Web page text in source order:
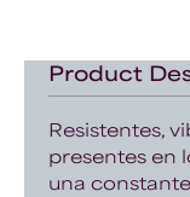
Product
Resistentes,
presentes en
una